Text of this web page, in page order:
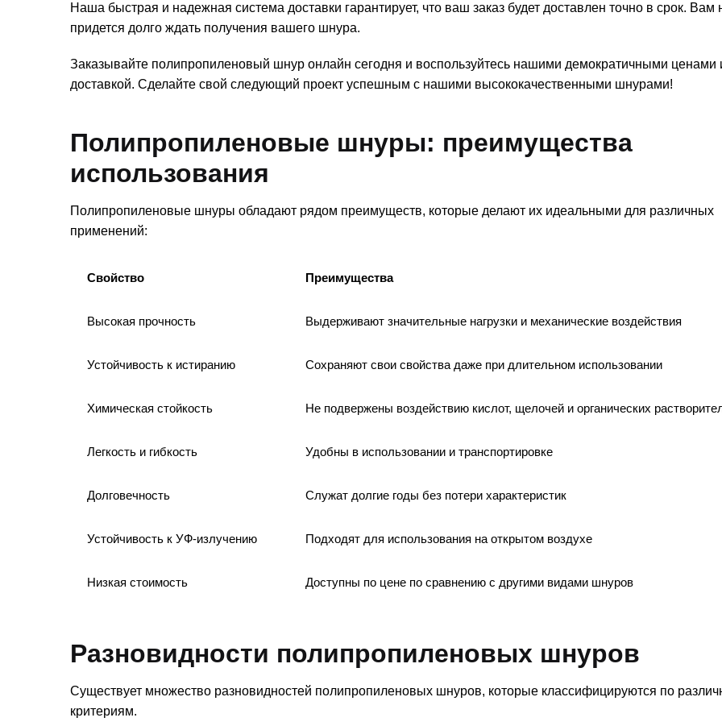
Наша быстрая и надежная система доставки гарантирует, что ваш заказ будет доставлен точно в срок. Вам
придется долго ждать получения вашего шнура.
Заказывайте полипропиленовый шнур онлайн сегодня и воспользуйтесь нашими демократичными ценами
доставкой. Сделайте свой следующий проект успешным с нашими высококачественными шнурами!
Полипропиленовые шнуры: преимущества
использования
Полипропиленовые шнуры обладают рядом преимуществ, которые делают их идеальными для различных
применений:
Свойство Преимущества
Высокая прочность Выдерживают значительные нагрузки и механические воздействия
Устойчивость к истиранию Сохраняют свои свойства даже при длительном использовании
Химическая стойкость Не подвержены воздействию кислот, щелочей и органических
Легкость и гибкость Удобны в использовании и транспортировке
Долговечность Служат долгие годы без потери характеристик
Устойчивость к УФ-излучению Подходят для использования на открытом воздухе
Низкая стоимость Доступны по цене по сравнению с другими видами шнуров
Разновидности полипропиленовых шнуров
Существует множество разновидностей полипропиленовых шнуров, которые классифицируются по
критериям.